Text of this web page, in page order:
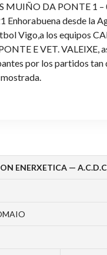
MUIÑO DA PONTE 1
Enhorabuena desde la
Vigo,a los equipos
E VET. VALEIXE,
por los partidos tan
ENERXETICA —